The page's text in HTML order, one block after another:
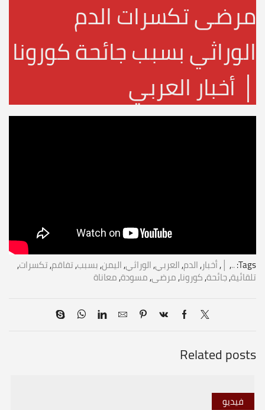
مرضى تكسرات الدم
الوراثي بسبب جائحة كورونا
│ أخبار العربي
Tags:
..
,
│
,أخبار,الدم,العربي,الوراثي,اليمن,بسبب,تفاقم,تكسرات,
تلقائية,جائحة,كورونا,مرضى,مسودة,معاناة
Related posts
فيديو